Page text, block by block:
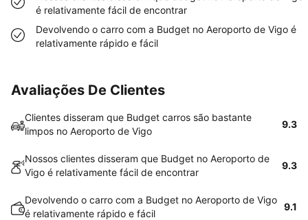
é relativamente fácil de encontrar
Devolvendo o carro com a Budget no Aeroporto de Vigo é
relativamente rápido e fácil
Avaliações De Clientes
Clientes disseram que Budget carros são bastante
limpos no Aeroporto de Vigo
9.3
Nossos clientes disseram que Budget no Aeroporto de
Vigo é relativamente fácil de encontrar
9.3
Devolvendo o carro com a Budget no Aeroporto de Vigo
é relativamente rápido e fácil
9.1